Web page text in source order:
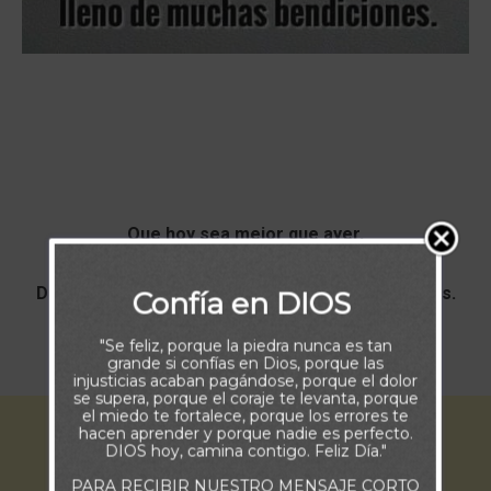
Que hoy sea mejor que ayer.
Dios te regale un día lleno de muchas bendiciones.
Buenos Días
Confía en DIOS
"Se feliz, porque la piedra nunca es tan
grande si confías en Dios, porque las
injusticias acaban pagándose, porque el dolor
se supera, porque el coraje te levanta, porque
el miedo te fortalece, porque los errores te
hacen aprender y porque nadie es perfecto.
DIOS hoy, camina contigo. Feliz Día."
PARA RECIBIR NUESTRO MENSAJE CORTO